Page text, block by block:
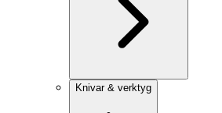
Knivar & verktyg